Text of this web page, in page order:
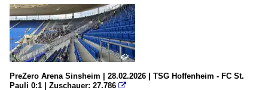
PreZero Arena Sinsheim | 28.02.2026 | TSG Hoffenheim - FC St.
Pauli 0:1 | Zuschauer: 27.786 